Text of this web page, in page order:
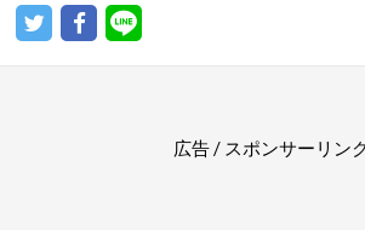
広告 / スポンサーリン